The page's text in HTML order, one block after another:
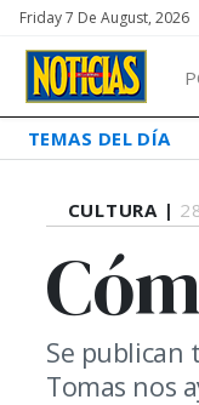
Friday 7 De August, 2026
TEMAS DEL DÍA
CULTURA |
Se publican
Tomas nos